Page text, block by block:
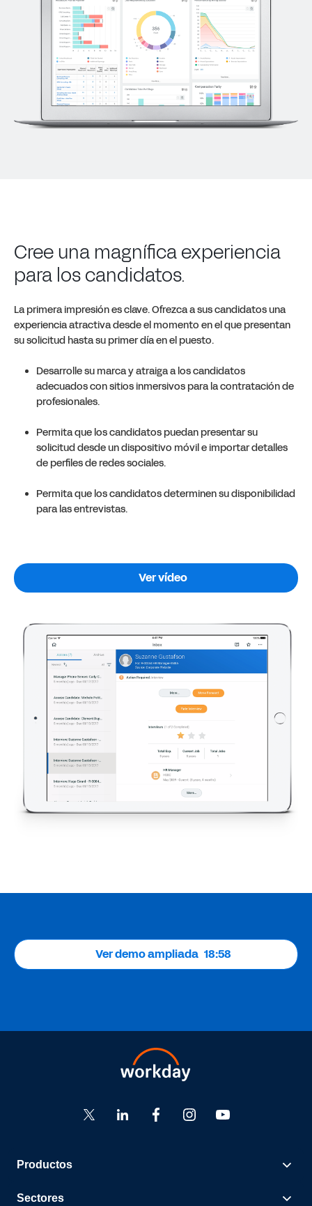
Cree una magnífica experiencia
para los candidatos.
La primera impresión es clave. Ofrezca a sus candidatos una
experiencia atractiva desde el momento en el que presentan
su solicitud hasta su primer día en el puesto.
Desarrolle su marca y atraiga a los candidatos
adecuados con sitios inmersivos para la contratación de
profesionales.
Permita que los candidatos puedan presentar su
solicitud desde un dispositivo móvil e importar detalles
de perfiles de redes sociales.
Permita que los candidatos determinen su disponibilidad
para las entrevistas.
Ver vídeo
Ver demo ampliada 18:58
Productos
Sectores